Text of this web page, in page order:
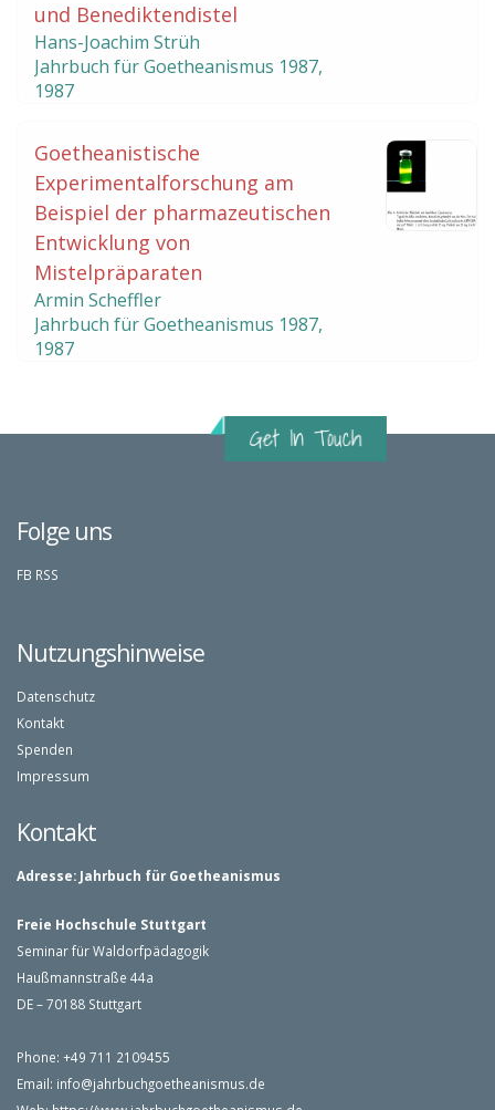
und Benediktendistel
Hans-Joachim Strüh
Jahrbuch für Goetheanismus 1987,
1987
Goetheanistische
Experimentalforschung am
Beispiel der pharmazeutischen
Entwicklung von
Mistelpräparaten
Armin Scheffler
Jahrbuch für Goetheanismus 1987,
1987
Folge uns
FB RSS
Nutzungshinweise
Datenschutz
Kontakt
Spenden
Impressum
Kontakt
Adresse: Jahrbuch für Goetheanismus
Freie Hochschule Stuttgart
Seminar für Waldorfpädagogik
Haußmannstraße 44a
DE – 70188 Stuttgart
Phone: +49 711 2109455
Email: info@jahrbuchgoetheanismus.de